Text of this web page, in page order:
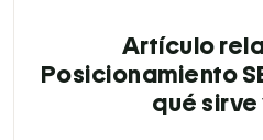
Artículo
Posicionamiento
qué